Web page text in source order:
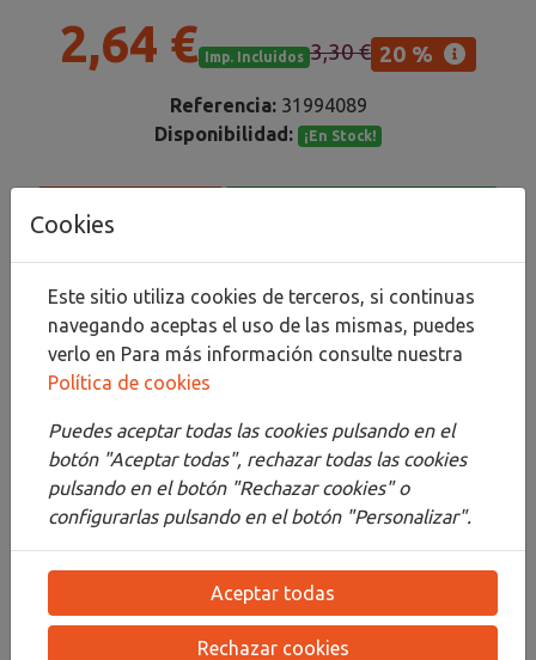
2,64 € Imp. Incluidos 3,30 € 20 %
Referencia: 31994089
Disponibilidad:
¡En Stock!
Compartir
Detalles
Adjuntos
Opiniones
¡Este producto no tiene descripción!
Cookies
Este sitio utiliza cookies de terceros, si continuas
navegando aceptas el uso de las mismas, puedes
verlo en Para más información consulte nuestra
Política de cookies
Puedes aceptar todas las cookies pulsando en el
botón "Aceptar todas", rechazar todas las cookies
pulsando en el botón "Rechazar cookies" o
configurarlas pulsando en el botón "Personalizar".
Aceptar todas
Rechazar cookies